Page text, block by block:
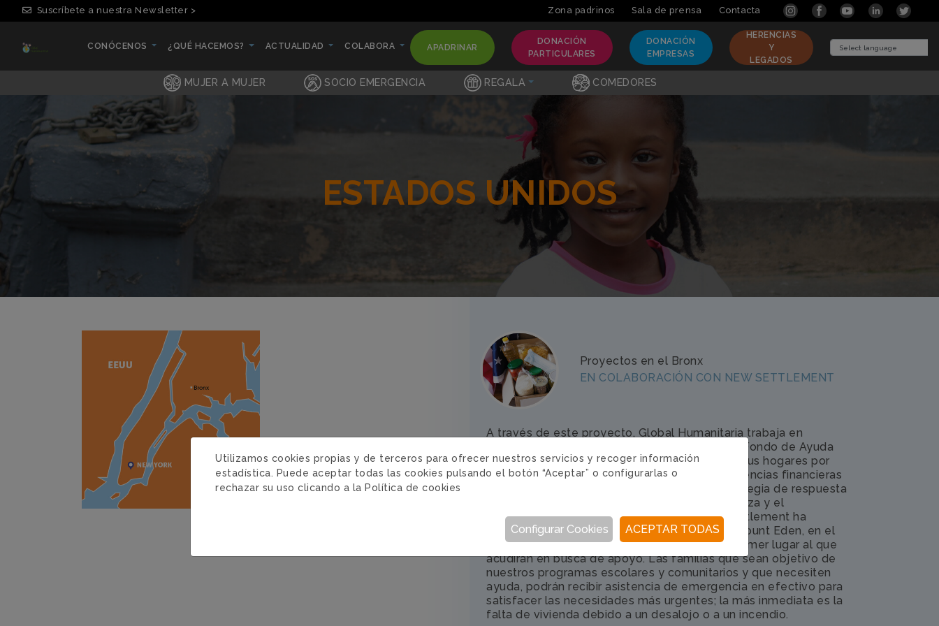
Suscríbete a nuestra Newsletter > Zona padrinos Sala de prensa Contacta
CONÓCENOS
¿QUÉ HACEMOS?
ACTUALIDAD
COLABORA
APADRINAR
(CURRENT)
DONACIÓN
PARTICULARES
(CURRENT)
DONACIÓN
EMPRESAS
(CURRENT)
HERENCIAS
Y
LEGADOS
(CURRENT)
Powered by
MUJER A MUJER SOCIO EMERGENCIA REGALA COMEDORES
ESTADOS UNIDOS
Proyectos en el Bronx
EN COLABORACIÓN CON NEW SETTLEMENT
A través de este proyecto, Global Humanitaria trabaja en
asociación con New Settlement para crear un Fondo de Ayuda
de Emergencia para familias que han perdido sus hogares por
incendio o desalojo, y/o que enfrentan emergencias financieras
que solo pueden aliviarse a través de un estrategia de respuesta
rápida. Este programa comienza con la confianza y el
entendimiento de largo recorrido que New Settlement ha
construido con la gente de la comunidad de Mount Eden, en el
Bronx de Nueva York. A menudo seremos el primer lugar al que
acudirán en busca de apoyo. Las familias que sean objetivo de
nuestros programas escolares y comunitarios y que necesiten
ayuda, podrán recibir asistencia de emergencia en efectivo para
satisfacer las necesidades más urgentes; la más inmediata es la
falta de vivienda debido a un desalojo o a un incendio.
Utilizamos cookies propias y de terceros para ofrecer nuestros servicios y recoger información
estadística. Puede aceptar todas las cookies pulsando el botón “Aceptar” o configurarlas o
rechazar su uso clicando a la Política de cookies
ACEPTAR TODAS
Configurar Cookies